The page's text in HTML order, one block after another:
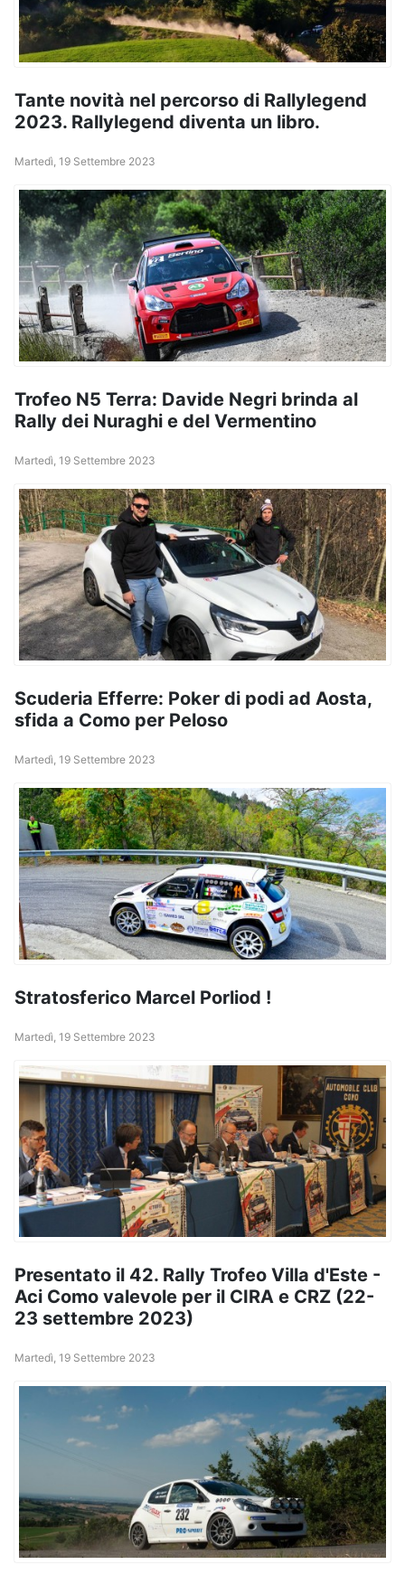
Tante novità nel percorso di Rallylegend
2023. Rallylegend diventa un libro.
Martedì, 19 Settembre 2023
Trofeo N5 Terra: Davide Negri brinda al
Rally dei Nuraghi e del Vermentino
Martedì, 19 Settembre 2023
Scuderia Efferre: Poker di podi ad Aosta,
sfida a Como per Peloso
Martedì, 19 Settembre 2023
Stratosferico Marcel Porliod !
Martedì, 19 Settembre 2023
Presentato il 42. Rally Trofeo Villa d'Este -
Aci Como valevole per il CIRA e CRZ (22-
23 settembre 2023)
Martedì, 19 Settembre 2023